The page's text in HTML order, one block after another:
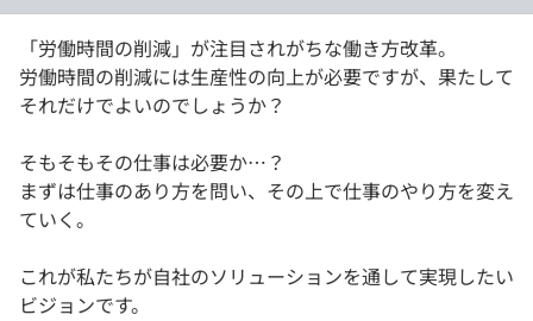
契約内容・クーポン
「労働時間の削減」が注目されがちな働き方改革。
労働時間の削減には生産性の向上が必要ですが、果たして
それだけでよいのでしょうか？
​そもそもその仕事は必要か…？
まずは仕事のあり方を問い、その上で仕事のやり方を変え
ていく。
これが私たちが自社のソリューションを通して実現したい
ビジョンです。